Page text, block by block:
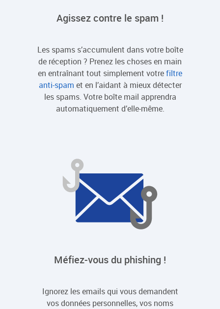
Agissez contre le spam !
Les spams s’accumulent dans votre boîte
de réception ? Prenez les choses en main
en entraînant tout simplement votrefiltre
anti-spam et en l’aidant à mieux détecter
les spams. Votre boîte mail apprendra
automatiquement d’elle-même.
Méfiez-vous du phishing !
Ignorez les emails qui vous demandent
vos données personnelles, vos noms